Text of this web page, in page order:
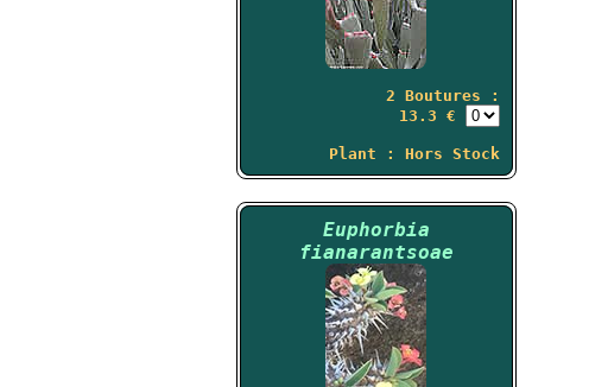
2 Boutures :
13.3 €
Plant : Hors Stock
Euphorbia
fianarantsoae